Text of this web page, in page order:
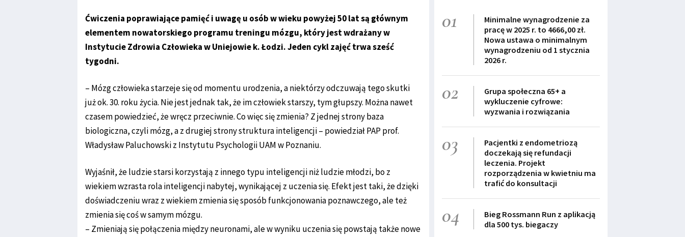
Ćwiczenia poprawiające pamięć i uwagę u osób w wieku powyżej 50 lat są głównym
elementem nowatorskiego programu treningu mózgu, który jest wdrażany w
Instytucie Zdrowia Człowieka w Uniejowie k. Łodzi. Jeden cykl zajęć trwa sześć
tygodni.
– Mózg człowieka starzeje się od momentu urodzenia, a niektórzy odczuwają tego skutki
już ok. 30. roku życia. Nie jest jednak tak, że im człowiek starszy, tym głupszy. Można nawet
czasem powiedzieć, że wręcz przeciwnie. Co więc się zmienia? Z jednej strony baza
biologiczna, czyli mózg, a z drugiej strony struktura inteligencji – powiedział PAP prof.
Władysław Paluchowski z Instytutu Psychologii UAM w Poznaniu.
Wyjaśnił, że ludzie starsi korzystają z innego typu inteligencji niż ludzie młodzi, bo z
wiekiem wzrasta rola inteligencji nabytej, wynikającej z uczenia się. Efekt jest taki, że dzięki
doświadczeniu wraz z wiekiem zmienia się sposób funkcjonowania poznawczego, ale też
zmienia się coś w samym mózgu.
– Zmieniają się połączenia między neuronami, ale w wyniku uczenia się powstają także nowe
01
Minimalne wynagrodzenie za
pracę w 2025 r. to 4666,00 zł.
Nowa ustawa o minimalnym
wynagrodzeniu od 1 stycznia
2026 r.
02
Grupa społeczna 65+ a
wykluczenie cyfrowe:
wyzwania i rozwiązania
03
Pacjentki z endometriozą
doczekają się refundacji
leczenia. Projekt
rozporządzenia w kwietniu ma
trafić do konsultacji
04
Bieg Rossmann Run z aplikacją
dla 500 tys. biegaczy